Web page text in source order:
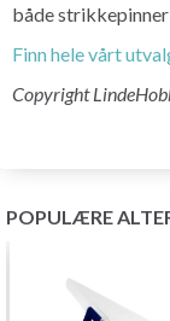
både
Finn hele vårt
Copyright
POPULÆRE